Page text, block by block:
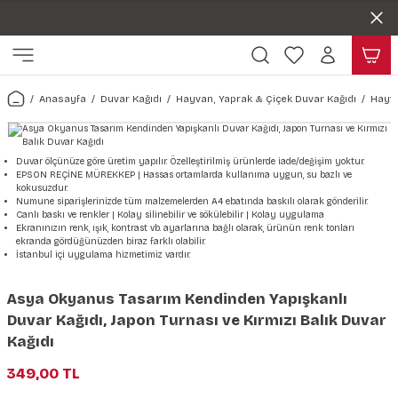
Harita & Şehir Duvar Kağıdı
Türkiye Serisi Duvar Kağıdı
Şehir & Ülke Duvar Kağıdı
Duvar Kağıdı
Çiçek Duvar Kağıdı
Hayvan, Yaprak & Çiçek
Yaprak Desenli Duvar Kağıdı
Hayvan Duvar Kağıdı
Kağıdı
Doğa & Manza Duvar Kağıdı
Manzara Duvar Kağıdı
Orman Duvar Kağıdı
Tasarım & Sanatsal Duvar
Sanat Duvar Kağıdı
Geometrik Duvar Kağıdı
Araba Duvar Kağıdı
Sağlık Duvar Kağıdı
Taş Desenli Duvar Kağıdı
Ahşap, Mermer & Taş
Mermer Desenli Duvar Kağıdı
Taş Desenli Duvar Kağıdı
Ahşap Desenli Duvar Kağıdı
Kağıdı Stickeri
Seti
Sticker Seti
Anasayfa Duvar Kağıdı Hayvan, Yaprak & Çiçek Duvar Kağıdı
Duvar ölçünüze göre üretim yapılır. Özelleştirilmiş ürünlerde iade/değişim yoktur.
EPSON REÇİNE MÜREKKEP | Hassas ortamlarda kullanıma uygun, su bazlı ve
kokusuzdur.
Numune siparişlerinizde tüm malzemelerden A4 ebatında baskılı olarak gönderilir.
Canlı baskı ve renkler | Kolay silinebilir ve sökülebilir | Kolay uygulama
Ekranınızın renk, ışık, kontrast vb. ayarlarına bağlı olarak, ürünün renk tonları
ekranda gördüğünüzden biraz farklı olabilir.
İstanbul içi uygulama hizmetimiz vardır.
Asya Okyanus Tasarım Kendinden Yapışkanlı
Duvar Kağıdı, Japon Turnası ve Kırmızı Balık Duvar
Kağıdı
349,00 TL